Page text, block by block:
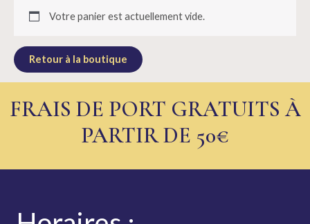
Votre panier est actuellement vide.
Retour à la boutique
FRAIS DE PORT GRATUITS À
PARTIR DE 50€